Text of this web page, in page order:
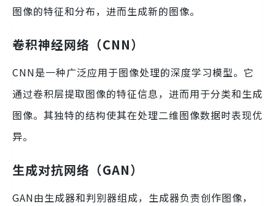
图像的特征和分布，进而生成新的图像。
卷积神经网络（CNN）
CNN是一种广泛应用于图像处理的深度学习模型。它
通过卷积层提取图像的特征信息，进而用于分类和生成
图像。其独特的结构使其在处理二维图像数据时表现优
异。
生成对抗网络（GAN）
GAN由生成器和判别器组成，生成器负责创作图像，